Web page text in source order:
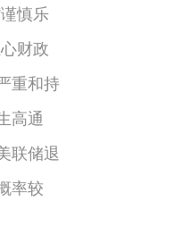
慎乐
财政
重和持
高通
联储退
率较